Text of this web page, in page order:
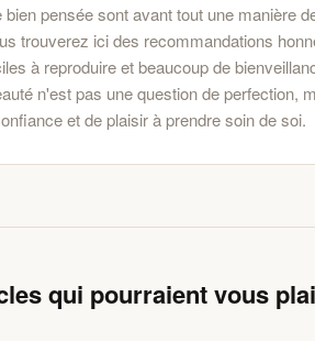
bien pensée sont avant tout une manière
trouverez ici des recommandations
à reproduire et beaucoup de
n'est pas une question de perfection,
et de plaisir à prendre soin de soi.
qui pourraient vous